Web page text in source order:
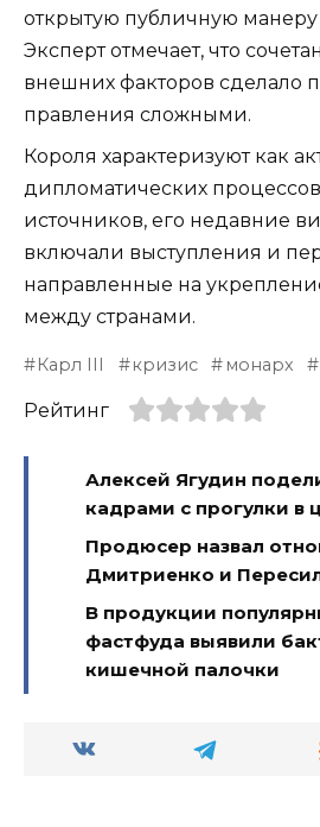
открытую публичную
Эксперт отмечает, что
внешних факторов сделало
правления сложными.
Короля характеризуют как
дипломатических
источников, его недавние
включали выступления и
направленные на
между странами.
Карл III кризис монарх
Рейтинг
Алексей Ягудин
кадрами с прогулки в
Продюсер назвал
Дмитриенко и
В продукции
фастфуда выявили
кишечной палочки